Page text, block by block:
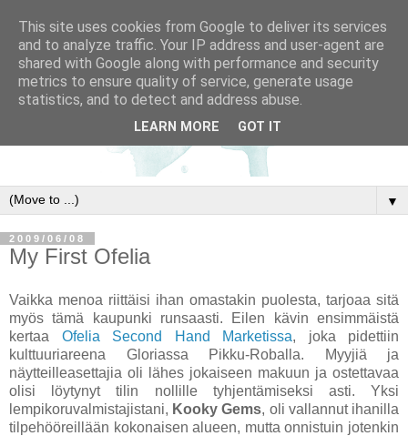
▼
2009/06/08
My First Ofelia
Vaikka menoa riittäisi ihan omastakin puolesta, tarjoaa sitä
myös tämä kaupunki runsaasti. Eilen kävin ensimmäistä
kertaa Ofelia Second Hand Marketissa, joka pidettiin
kulttuuriareena Gloriassa Pikku-Roballa. Myyjiä ja
näytteilleasettajia oli lähes jokaiseen makuun ja ostettavaa
olisi löytynyt tilin nollille tyhjentämiseksi asti. Yksi
lempikoruvalmistajistani, Kooky Gems, oli vallannut ihanilla
tilpehööreillään kokonaisen alueen, mutta onnistuin jotenkin
This site uses cookies from Google to deliver its services
and to analyze traffic. Your IP address and user-agent are
shared with Google along with performance and security
metrics to ensure quality of service, generate usage
statistics, and to detect and address abuse.
LEARN MORE GOT IT